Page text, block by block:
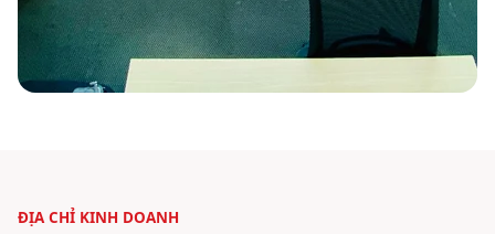
ĐỊA CHỈ KINH DOANH